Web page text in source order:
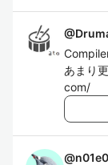
@
あまり
com/
@n01e0